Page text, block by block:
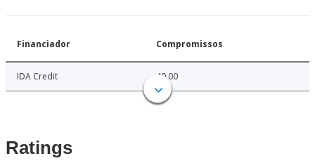
Financiador Compromissos
IDA Credit 40.00
Ratings